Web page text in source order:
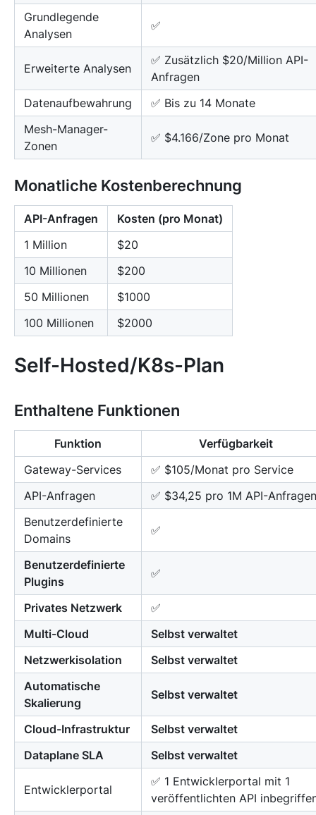
Grundlegende
Analysen
✅
Erweiterte Analysen
✅ Zusätzlich $20/Million API-
Anfragen
Datenaufbewahrung
✅ Bis zu 14 Monate
Mesh-Manager-
Zonen
✅ $4.166/Zone pro Monat
Monatliche Kostenberechnung
API-Anfragen
Kosten (pro Monat)
1 Million
$20
10 Millionen
$200
50 Millionen
$1000
100 Millionen
$2000
Self-Hosted/K8s-Plan
Enthaltene Funktionen
Funktion
Verfügbarkeit
Gateway-Services
✅ $105/Monat pro Service
API-Anfragen
✅ $34,25 pro 1M API-Anfragen
Benutzerdefinierte
Domains
✅
Benutzerdefinierte
Plugins
✅
Privates Netzwerk
✅
Multi-Cloud
Selbst verwaltet
Netzwerkisolation
Selbst verwaltet
Automatische
Skalierung
Selbst verwaltet
Cloud-Infrastruktur
Selbst verwaltet
Dataplane SLA
Selbst verwaltet
Entwicklerportal
✅ 1 Entwicklerportal mit 1
veröffentlichten API